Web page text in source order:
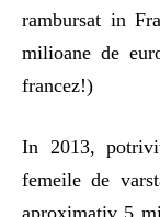
rambursat in
milioane de
francez!)
In 2013,
femeile de